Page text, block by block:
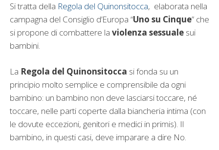
Si tratta della Regola del Quinonsitocca, elaborata nella
campagna del Consiglio d’Europa “Uno su Cinque” che
si propone di combattere la violenza sessuale sui
bambini.
La Regola del Quinonsitocca si fonda su un
principio molto semplice e comprensibile da ogni
bambino: un bambino non deve lasciarsi toccare, né
toccare, nelle parti coperte dalla biancheria intima (con
le dovute eccezioni, genitori e medici in primis). Il
bambino, in questi casi, deve imparare a dire No.